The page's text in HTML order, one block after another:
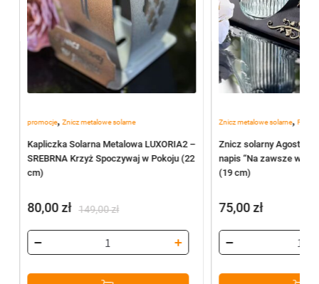
promocje, Znicz metalowe solarne
Kapliczka Solarna Metalowa LUXORIA2 –
SREBRNA Krzyż Spoczywaj w Pokoju (22
cm)
149,00zł
cena
wynosiła:
149,00 zł.
80,00zł
cena
wynosi:
80,00 zł.
Znicz metalowe solarne,
Znicz solarny Agostino
napis “Na zawsze w
(19 cm)
75,00zł